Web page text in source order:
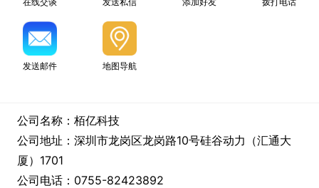
发送邮件 地图导航
公司名称：栢亿科技
公司地址：深圳市龙岗区龙岗路10号硅谷动力（汇通大
厦）1701
公司电话：0755-82423892